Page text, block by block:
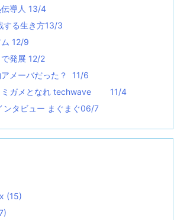
導人 13/4
する生き方13/3
12/9
発展 12/2
メーバだった？ 11/6
ガメとなれ techwave
11/4
ンタビュー まぐまぐ06/7
(15)